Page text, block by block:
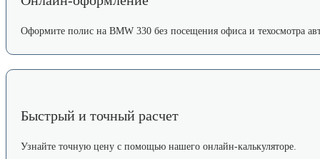
Оформите полис на BMW 330 без посещения офиса и техосмотра
Быстрый и точный расчет
Узнайте точную цену с помощью нашего онлайн-калькуляторе.